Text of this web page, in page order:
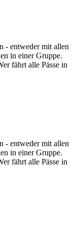
- entweder mit allen
in einer Gruppe.
fährt alle Pässe in
- entweder mit allen
in einer Gruppe.
fährt alle Pässe in